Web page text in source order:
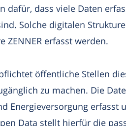
dafür, dass viele Daten
Solche digitalen
ZENNER erfasst werden.
öffentliche Stellen
zu machen. Die
Energieversorgung erfasst
Data stellt hierfür die